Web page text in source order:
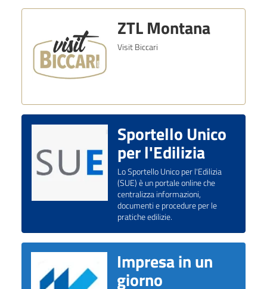
ZTL Montana
Visit Biccari
Sportello Unico
per l'Edilizia
Lo Sportello Unico per l'Edilizia
(SUE) è un portale online che
centralizza informazioni,
documenti e procedure per le
pratiche edilizie.
Impresa in un
giorno